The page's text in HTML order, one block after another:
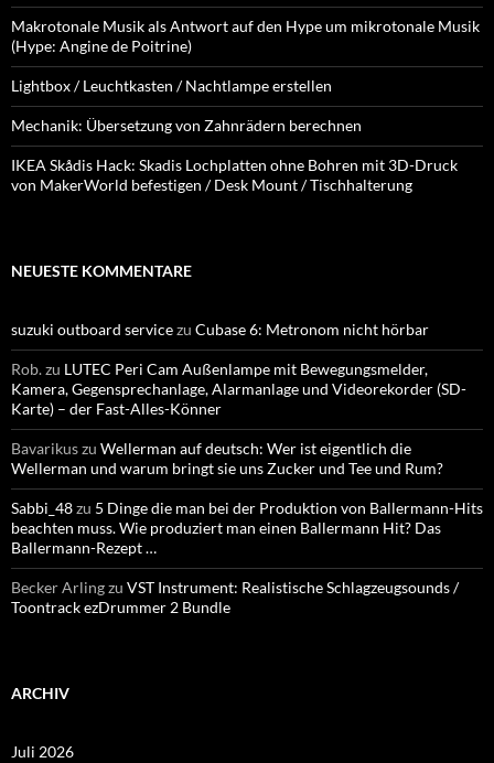
Makrotonale Musik als Antwort auf den Hype um mikrotonale Musik
(Hype: Angine de Poitrine)
Lightbox / Leuchtkasten / Nachtlampe erstellen
Mechanik: Übersetzung von Zahnrädern berechnen
IKEA Skådis Hack: Skadis Lochplatten ohne Bohren mit 3D-Druck
von MakerWorld befestigen / Desk Mount / Tischhalterung
NEUESTE KOMMENTARE
suzuki outboard servicezu Cubase 6: Metronom nicht hörbar
Rob.zu LUTEC Peri Cam Außenlampe mit Bewegungsmelder,
Kamera, Gegensprechanlage, Alarmanlage und Videorekorder (SD-
Karte) – der Fast-Alles-Könner
Bavarikuszu Wellerman auf deutsch: Wer ist eigentlich die
Wellerman und warum bringt sie uns Zucker und Tee und Rum?
Sabbi_48zu 5 Dinge die man bei der Produktion von Ballermann-Hits
beachten muss. Wie produziert man einen Ballermann Hit? Das
Ballermann-Rezept …
Becker Arlingzu VST Instrument: Realistische Schlagzeugsounds /
Toontrack ezDrummer 2 Bundle
ARCHIV
Juli 2026